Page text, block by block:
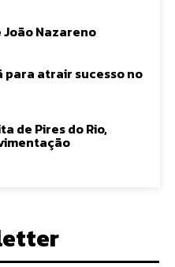
Nazareno
para atrair sucesso no
de Pires do Rio,